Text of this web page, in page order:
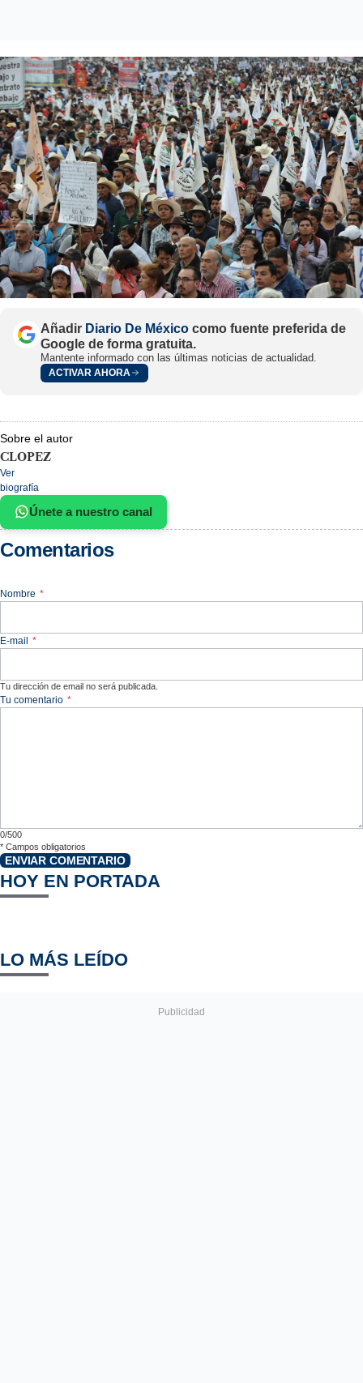
Añadir Diario De México como fuente preferida de
Google de forma gratuita.
Mantente informado con las últimas noticias de actualidad.
ACTIVAR AHORA
Sobre el autor
CLOPEZ
Ver
biografía
Únete a nuestro canal
Comentarios
Nombre *
E-mail *
Tu dirección de email no será publicada.
Tu comentario *
0/500
* Campos obligatorios
ENVIAR COMENTARIO
HOY EN PORTADA
LO MÁS LEÍDO